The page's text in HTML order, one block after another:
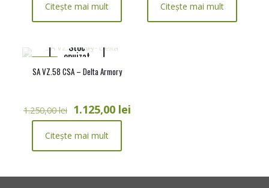
Citește mai mult Citește mai mult
Stoc
epuizat
SA VZ.58 CSA – Delta Armory
1.250,00lei Prețul
inițial
a
fost:
1.250,00 lei.
1.125,00 leiPrețul
Citește mai mult